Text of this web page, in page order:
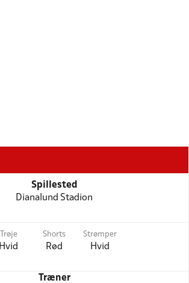
Spillested
Dianalund Stadion
Trøje
Hvid
Shorts
Rød
Strømper
Hvid
Træner